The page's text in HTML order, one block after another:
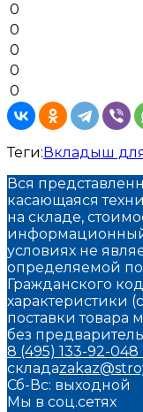
0
0
0
0
0
Теги: Вкладыш
Вся
касающаяся
на складе,
условиях не
определяемой
Гражданского
характеристики
поставки товара
без
8 (495) 133-92-048
склада
Сб-Вс: выходной
Мы в соц.сетях